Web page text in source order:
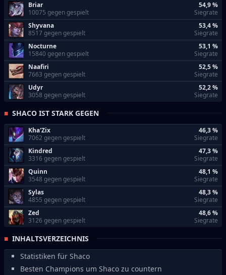
Briar
10075 gegen gespielt
54,9 %
Siegrate
Shyvana
8517 gegen gespielt
53,4 %
Siegrate
Nocturne
15840 gegen gespielt
53,1 %
Siegrate
Naafiri
7663 gegen gespielt
52,5 %
Siegrate
Udyr
3058 gegen gespielt
52,2 %
Siegrate
SHACO IST STARK GEGEN
Kha'Zix
7062 gegen gespielt
46,3 %
Siegrate
Kindred
3316 gegen gespielt
47,3 %
Siegrate
Quinn
3548 gegen gespielt
48,1 %
Siegrate
Sylas
4855 gegen gespielt
48,3 %
Siegrate
Zed
3126 gegen gespielt
48,6 %
Siegrate
INHALTSVERZEICHNIS
Statistiken für Shaco
Besten Champions um Shaco zu countern